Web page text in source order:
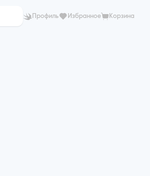
Профиль Избранное Корзина